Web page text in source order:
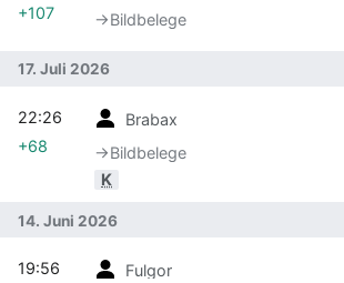
→‎Bildbelege
+107
17. Juli 2026
Brabax
→‎Bildbelege
K
22:26
+68
14. Juni 2026
Fulgor
19:56